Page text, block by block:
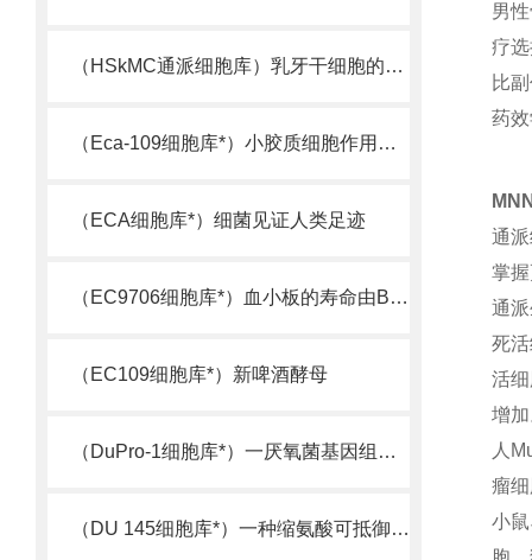
（HSkMC通派细胞库）乳牙干细胞的又一来源
（Eca-109细胞库*）小胶质细胞作用机制被揭示
（ECA细胞库*）细菌见证人类足迹
（EC9706细胞库*）血小板的寿命由Bcl-xL决定
（EC109细胞库*）新啤酒酵母
（DuPro-1细胞库*）一厌氧菌基因组测序完成
（DU 145细胞库*）一种缩氨酸可抵御超级细菌
男
疗
比
药
通
掌
通
死
活
增
人
瘤
小